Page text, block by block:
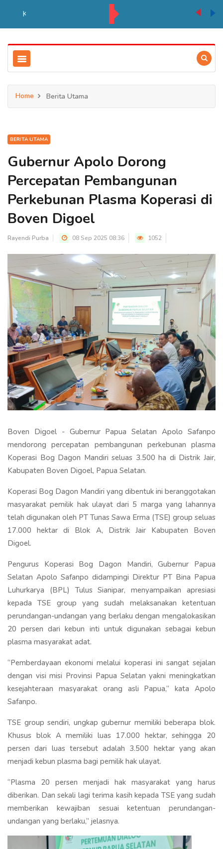
Home Berita Utama
BERITA UTAMA
Gubernur Apolo Dorong
Percepatan Pembangunan
Perkebunan Plasma Koperasi di
Boven Digoel
Rayendi Purba 08 Sep 2025 08:36 1052
Boven Digoel - Gubernur Papua Selatan Apolo Safanpo
mendorong percepatan pembangunan perkebunan plasma
Koperasi Bog Dagon Mandiri seluas 3.500 ha di Distrik Jair,
Kabupaten Boven Digoel, Papua Selatan.
Koperasi Bog Dagon Mandiri yang dibentuk ini beranggotakan
masyarakat pemilik hak ulayat dari 5 marga yang lahannya
telah digunakan oleh PT Tunas Sawa Erma (TSE) group seluas
17.000 hektar di Blok A, Distrik Jair Kabupaten Boven
Digoel.
Pengurus Koperasi Bog Dagon Mandiri, Gubernur Papua
Selatan Apolo Safanpo didampingi Direktur PT Bina Papua
Luhurkarya (BPL) Tulus Sianipar, menyampaikan apresiasi
kepada TSE group yang sudah melaksanakan ketentuan
perundangan-undangan yang berlaku dengan mengalokasikan
20 persen dari kebun inti untuk digunakan sebagai kebun
plasma masyarakat adat.
‘’Pemberdayaan ekonomi melalui koperasi ini sangat sejalan
dengan visi misi Provinsi Papua Selatan yakni meningkatkan
kesejahteraan masyarakat orang asli Papua,’’ kata Apolo
Safanpo.
TSE group sendiri, ungkap gubernur memiliki beberapa blok.
Khusus blok A memiliki luas 17.000 hektar, sehingga 20
persen dari luas tersebut adalah 3.500 hektar yang akan
menjadi kebun plasma bagi pemilik hak ulayat.
‘’Plasma 20 persen menjadi hak masyarakat yang harus
diberikan. Dan sekali lagi terima kasih kepada TSE yang sudah
memberikan kewajiban sesuai ketentuan perundangan-
undangan yang berlaku,’’ jelasnya.